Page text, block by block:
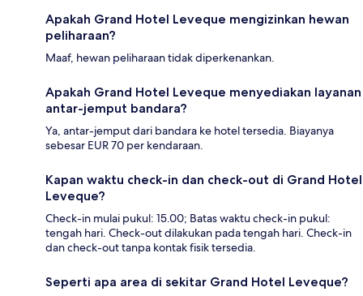
Apakah Grand Hotel Leveque mengizinkan hewan
peliharaan?
Maaf, hewan peliharaan tidak diperkenankan.
Apakah Grand Hotel Leveque menyediakan layanan
antar-jemput bandara?
Ya, antar-jemput dari bandara ke hotel tersedia. Biayanya
sebesar EUR 70 per kendaraan.
Kapan waktu check-in dan check-out di Grand Hotel
Leveque?
Check-in mulai pukul: 15.00; Batas waktu check-in pukul:
tengah hari. Check-out dilakukan pada tengah hari. Check-in
dan check-out tanpa kontak fisik tersedia.
Seperti apa area di sekitar Grand Hotel Leveque?